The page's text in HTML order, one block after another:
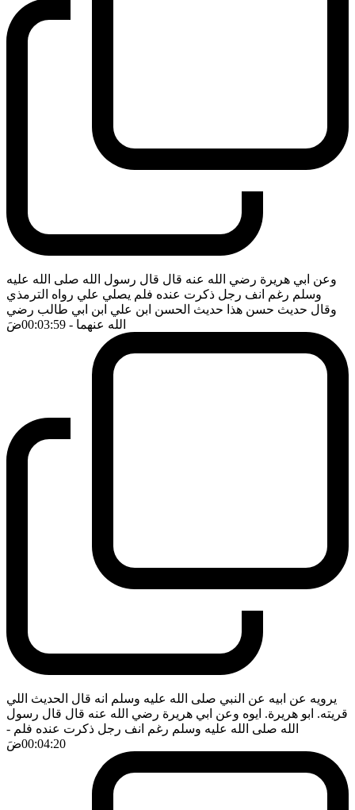
وعن ابي هريرة رضي الله عنه قال قال رسول الله صلى الله عليه
وسلم رغم انف رجل ذكرت عنده فلم يصلي علي رواه الترمذي
وقال حديث حسن هذا حديث الحسن ابن علي ابن ابي طالب رضي
الله عنهما - 00:03:59 ضَ
يرويه عن ابيه عن النبي صلى الله عليه وسلم انه قال الحديث اللي
قريته. ابو هريرة. ايوه وعن ابي هريرة رضي الله عنه قال قال رسول
الله صلى الله عليه وسلم رغم انف رجل ذكرت عنده فلم -
00:04:20ضَ